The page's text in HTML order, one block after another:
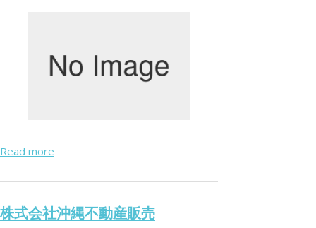
Read more
株式会社沖縄不動産販売